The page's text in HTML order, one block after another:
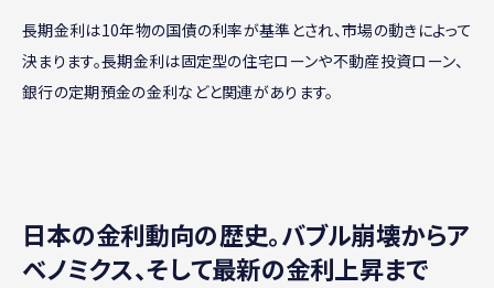
長期金利は10年物の国債の利率が基準とされ、市場の動きによって
決まります。長期金利は固定型の住宅ローンや不動産投資ローン、
銀行の定期預金の金利などと関連があります。
日本の金利動向の歴史。バブル崩壊からア
ベノミクス、そして最新の金利上昇まで